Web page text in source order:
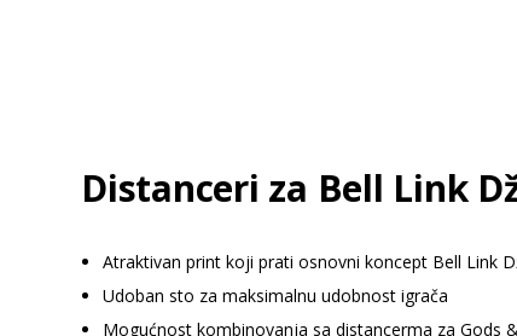
Distanceri za Bell Link
Atraktivan print koji prati osnovni koncept Bell Link
Udoban sto za maksimalnu udobnost igrača
Mogućnost kombinovanja sa distancerma za Gods